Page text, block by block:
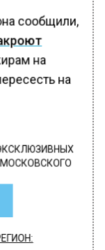
сообщили,
на
на